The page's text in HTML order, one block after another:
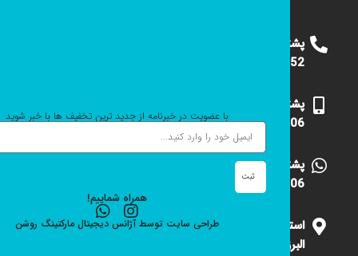
پشتیبانی
09124375652
پشتیبانی
09101531006
پشتیبانی
09101531006
استان
البرز
با عضویت در خبرنامه از جدید ترین تخفیف ها با خبر شوید
ثبت
همراه شماییم!
طراحی سایت توسط آژانس دیجیتال مارکتینگ روشن